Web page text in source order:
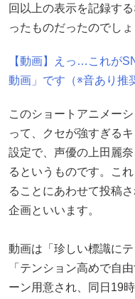
回以上の表示を記録す
ったものだったのでしょ
【動画】えっ…これが
動画」です（※音あり推
このショートアニメー
って、クセが強すぎる
設定で、声優の上田麗
るというものです。こ
ることにあわせて投稿
企画といいます。
動画は「珍しい標識に
「テンション高めで自
ーン用意され、同日19